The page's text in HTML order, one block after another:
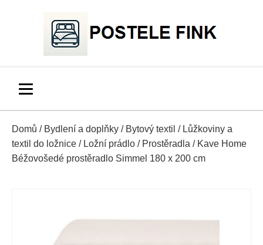
Domů / Bydlení a doplňky / Bytový textil / Lůžkoviny a
textil do ložnice / Ložní prádlo / Prostěradla / Kave Home
Béžovošedé prostěradlo Simmel 180 x 200 cm